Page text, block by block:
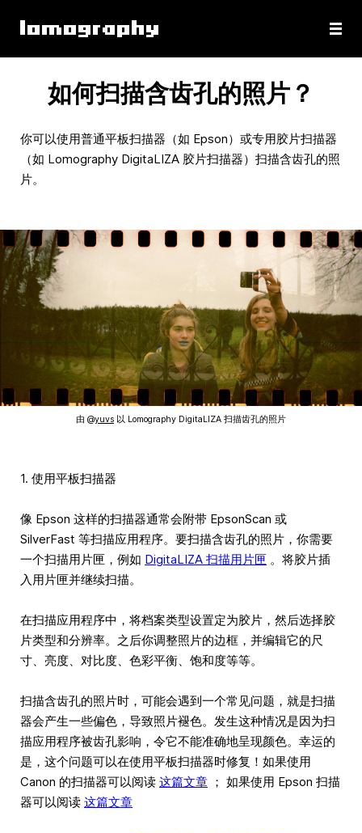
如何扫描含齿孔的照片？
你可以使用普通平板扫描器（如 Epson）或专用胶片扫描器
（如 Lomography DigitaLIZA 胶片扫描器）扫描含齿孔的照
片。
由 @yuvs 以 Lomography DigitaLIZA 扫描齿孔的照片
1. 使用平板扫描器
像 Epson 这样的扫描器通常会附带 EpsonScan 或
SilverFast 等扫描应用程序。要扫描含齿孔的照片，你需要
一个扫描用片匣，例如 DigitaLIZA 扫描用片匣 。将胶片插
入用片匣并继续扫描。
在扫描应用程序中，将档案类型设置定为胶片，然后选择胶
片类型和分辨率。之后你调整照片的边框，并编辑它的尺
寸、亮度、对比度、色彩平衡、饱和度等等。
扫描含齿孔的照片时，可能会遇到一个常见问题，就是扫描
器会产生一些偏色，导致照片褪色。发生这种情况是因为扫
描应用程序被齿孔影响，令它不能准确地呈现颜色。幸运的
是，这个问题可以在使用平板扫描器时修复！如果使用
Canon 的扫描器可以阅读 这篇文章 ； 如果使用 Epson 扫描
器可以阅读 这篇文章